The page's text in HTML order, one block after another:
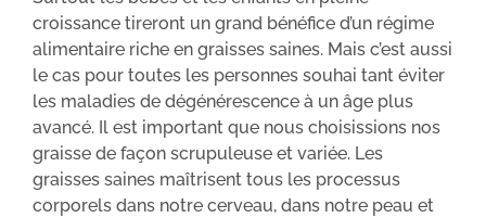
croissance tireront un grand bénéfice d’un régime
alimentaire riche en graisses saines. Mais c’est aussi
le cas pour toutes les personnes souhai tant éviter
les maladies de dégénérescence à un âge plus
avancé. Il est important que nous choisissions nos
graisse de façon scrupuleuse et variée. Les
graisses saines maîtrisent tous les processus
corporels dans notre cerveau, dans notre peau et